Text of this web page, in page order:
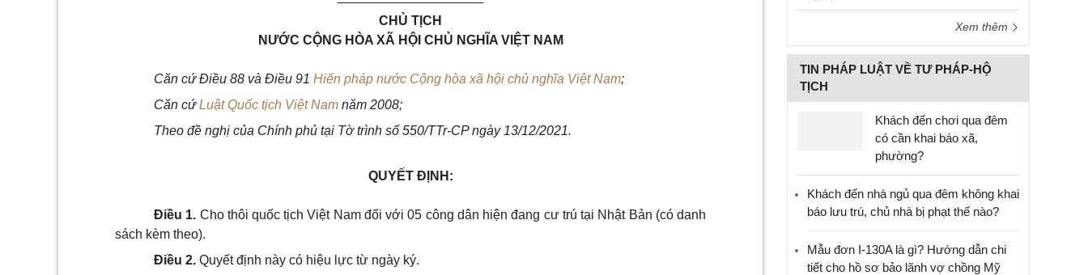
CHỦ TỊCH
NƯỚC CỘNG HÒA XÃ HỘI CHỦ NGHĨA VIỆT NAM
Căn cứ Điều 88 và Điều 91 Hiến pháp nước Cộng hòa xã hội chủ nghĩa Việt Nam;
Căn cứLuật Quốc tịch Việt Nam năm 2008;
Theo đề nghị của Chính phủ tại Tờ trình số 550/TTr-CP ngày 13/12/2021.
QUYẾT ĐỊNH:
Điều 1. Cho thôi quốc tịch Việt Nam đối với 05 công dân hiện đang cư trú tại Nhật Bản (có danh
sách kèm theo).
Điều 2. Quyết định này có hiệu lực từ ngày ký.
Xem thêm
TIN PHÁP LUẬT VỀ TƯ PHÁP-HỘ
TỊCH
Khách đến chơi qua đêm
có cần khai báo xã,
phường?
Khách đến nhà ngủ qua đêm không khai
báo lưu trú, chủ nhà bị phạt thế nào?
Mẫu đơn I-130A là gì? Hướng dẫn chi
tiết cho hồ sơ bảo lãnh vợ chồng Mỹ